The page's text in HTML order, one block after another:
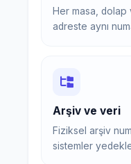
Her masa,
adreste aynı
Arşiv ve veri
Fiziksel arşiv
sistemler